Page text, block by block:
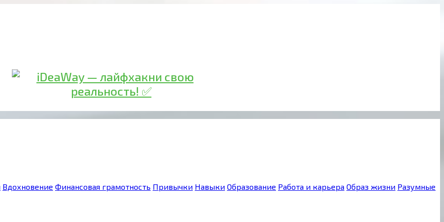
Вдохновение Финансовая грамотность Привычки Навыки Образование Работа и карьера Образ жизни Разумные